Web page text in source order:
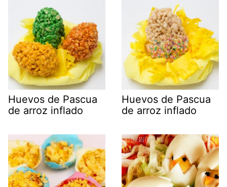
Huevos de Pascua
de arroz inflado
Huevos de Pascua
de arroz inflado